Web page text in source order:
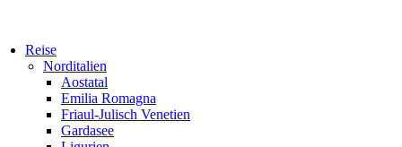
Reise
Norditalien
Aostatal
Emilia Romagna
Friaul-Julisch Venetien
Gardasee